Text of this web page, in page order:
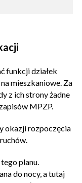
funkcji działek
mieszkaniowe. Za
z ich strony żadne
MPZP.
okazji rozpoczęcia
planu.
do nocy, a tutaj